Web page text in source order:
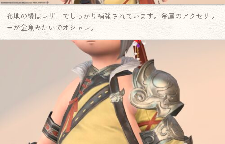
布地の縁はレザーでしっかり補強されています。金属のアクセサリ
ーが金魚みたいでオシャレ。